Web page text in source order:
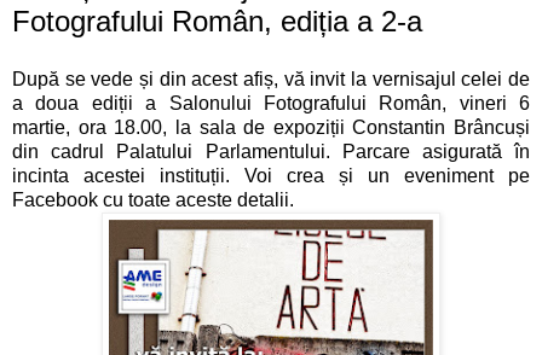
Fotografului Român, ediția a 2-a
După se vede și din acest afiș, vă invit la vernisajul celei de
a doua ediții a Salonului Fotografului Român, vineri 6
martie, ora 18.00, la sala de expoziții Constantin Brâncuși
din cadrul Palatului Parlamentului. Parcare asigurată în
incinta acestei instituții. Voi crea și un eveniment pe
Facebook cu toate aceste detalii.